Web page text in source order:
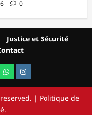
0
Justice et Sécurité
WhatsAppInstagram
| Politique de